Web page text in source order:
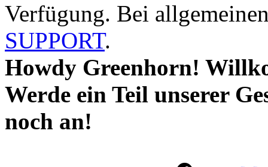
Verfügung. Bei
SUPPORT.
Howdy Greenhorn!
Werde ein Teil unserer
noch an!